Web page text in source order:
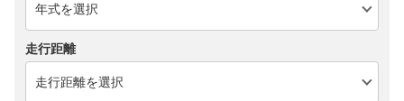
走行距離